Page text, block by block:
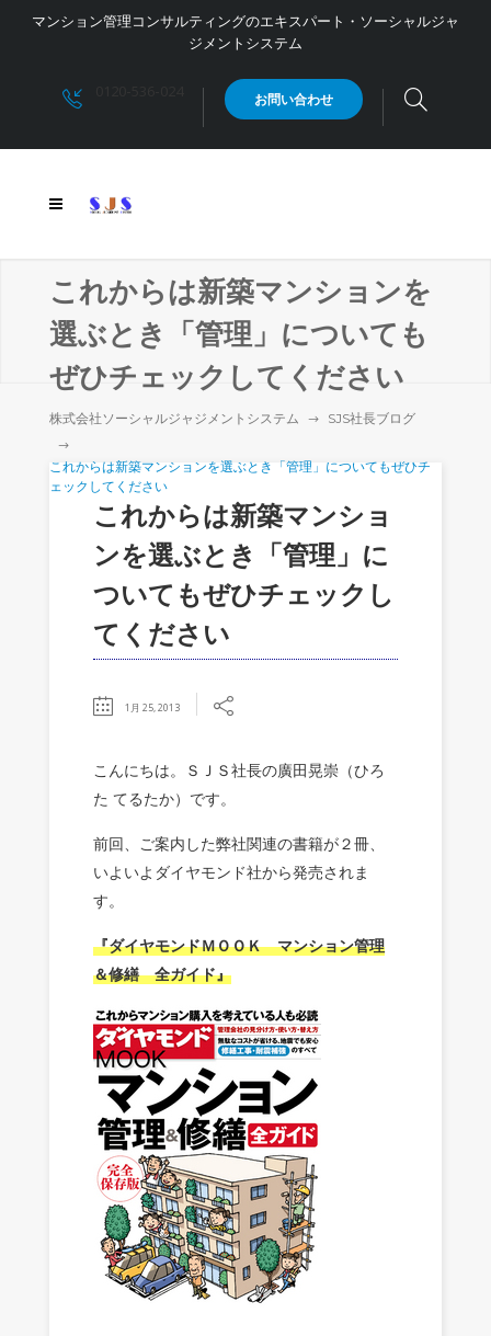
マンション管理コンサルティングのエキスパート・ソーシャルジャ
ジメントシステム
お問い合わせ
これからは新築マンションを
選ぶとき「管理」についても
ぜひチェックしてください
株式会社ソーシャルジャジメントシステム SJS社長ブログ
これからは新築マンションを選ぶとき「管理」についてもぜひチ
ェックしてください
これからは新築マンショ
ンを選ぶとき「管理」に
ついてもぜひチェックし
てください
1月 25, 2013
こんにちは。ＳＪＳ社長の廣田晃崇（ひろ
た てるたか）です。
前回、ご案内した弊社関連の書籍が２冊、
いよいよダイヤモンド社から発売されま
す。
『ダイヤモンドＭＯＯＫ マンション管理
＆修繕 全ガイド』